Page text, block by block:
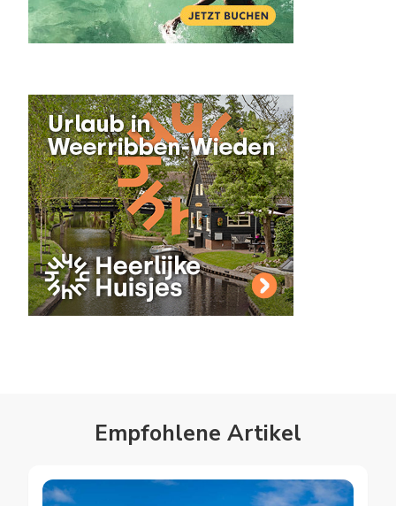
Empfohlene Artikel